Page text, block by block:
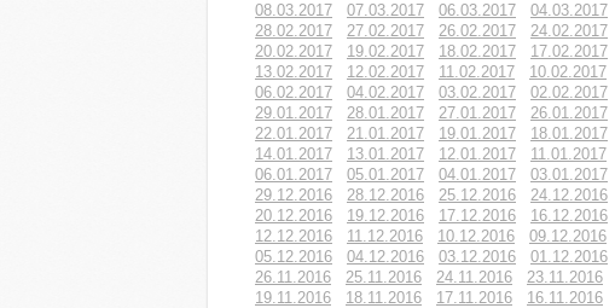
08.03.2017
07.03.2017 06.03.2017 04.03.2017
28.02.2017
27.02.2017 26.02.2017 24.02.2017
20.02.2017
19.02.2017 18.02.2017 17.02.2017
13.02.2017
12.02.2017 11.02.2017 10.02.2017
06.02.2017
04.02.2017 03.02.2017 02.02.2017
29.01.2017
28.01.2017 27.01.2017 26.01.2017
22.01.2017
21.01.2017 19.01.2017 18.01.2017
14.01.2017
13.01.2017 12.01.2017 11.01.2017
06.01.2017
05.01.2017 04.01.2017 03.01.2017
29.12.2016
28.12.2016 25.12.2016 24.12.2016
20.12.2016
19.12.2016 17.12.2016 16.12.2016
12.12.2016
11.12.2016 10.12.2016 09.12.2016
05.12.2016
04.12.2016 03.12.2016 01.12.2016
26.11.2016
25.11.2016 24.11.2016 23.11.2016
19.11.2016
18.11.2016 17.11.2016 16.11.2016